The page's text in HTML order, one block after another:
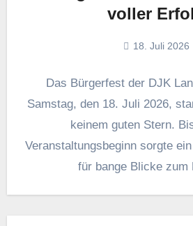
voller
18. Juli 2026
Das Bürgerfest der DJK
Samstag, den 18. Juli 2026,
keinem guten Stern.
Veranstaltungsbeginn sorgte
für bange Blicke zum